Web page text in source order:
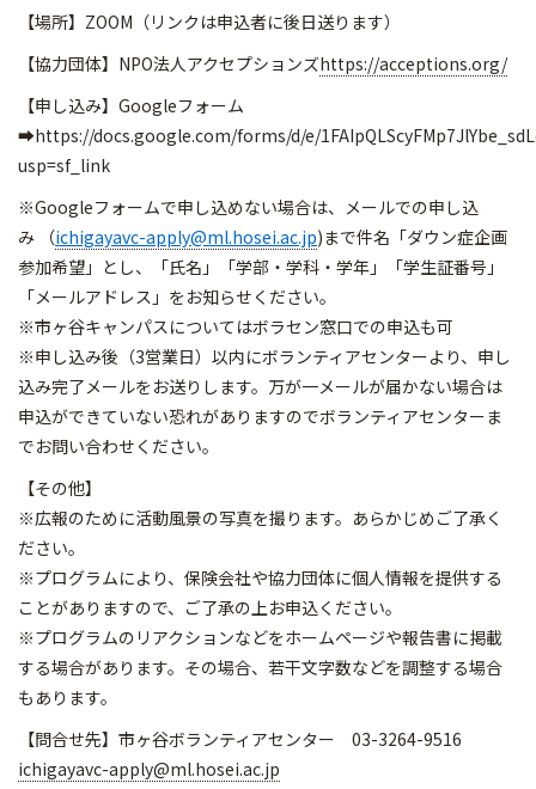
【場所】ZOOM（リンクは申込者に後日送ります）
【協力団体】NPO法人アクセプションズhttps://acceptions.org/
【申し込み】Googleフォーム
➡https://docs.google.com/forms/d/e/
usp=sf_link
※Googleフォームで申し込めない場合は、メールでの申し込
み （ichigayavc-apply@ml.hosei.ac.jp)まで件名「ダウン症企画
参加希望」とし、「氏名」「学部・学科・学年」「学生証番号」
「メールアドレス」をお知らせください。
※市ヶ谷キャンパスについてはボラセン窓口での申込も可
※申し込み後（3営業日）以内にボランティアセンターより、 申し
込み完了メールをお送りします。 万が一メールが届かない場合は
申込ができていない恐れがありますのでボランティアセンターま
でお問い合わせください。
【その他】
※広報のために活動風景の写真を撮ります。あらかじめご了承く
ださい。
※プログラムにより、保険会社や協力団体に個人情報を提供する
ことがありますので、ご了承の上お申込ください。
※プログラムのリアクションなどをホームページや報告書に掲載
する場合があります。その場合、若干文字数などを調整する場合
もあります。
【問合せ先】市ヶ谷ボランティアセンター 03-3264-9516
ichigayavc-apply@ml.hosei.ac.jp